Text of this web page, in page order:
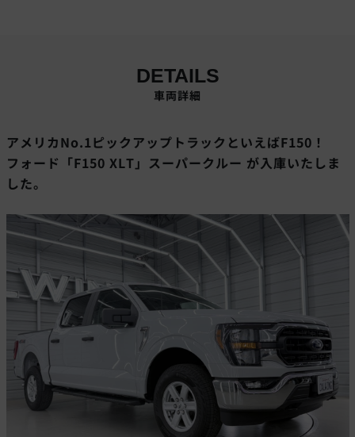
DETAILS
車両詳細
アメリカNo.1ピックアップ トラックといえばF150！
フォード「F150 XLT」スーパークルー が入庫いたしま
した。